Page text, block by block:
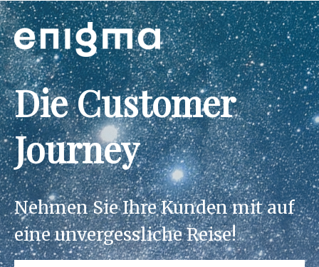
Die Customer
Journey
Nehmen Sie Ihre Kunden mit auf
eine unvergessliche Reise!